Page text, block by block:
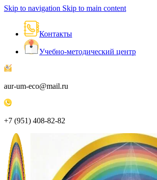
Skip to navigation Skip to main content
Контакты
Учебно-методический центр
aur-um-eco@mail.ru
+7 (951) 408-82-82